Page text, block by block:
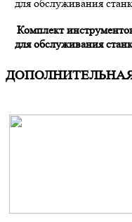
Комплект
для обслуживания